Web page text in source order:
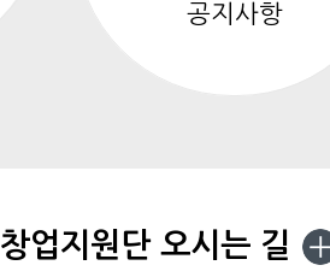
공지사항
창업지원단 오시는 길